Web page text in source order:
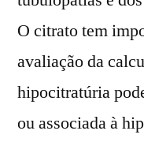
O citrato tem
avaliação da
hipocitratúria
ou associada à